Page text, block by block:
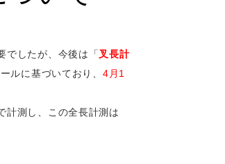
でしたが、今後は「叉長計
ルに基づいており、 4月1
計測し、この全長計測は